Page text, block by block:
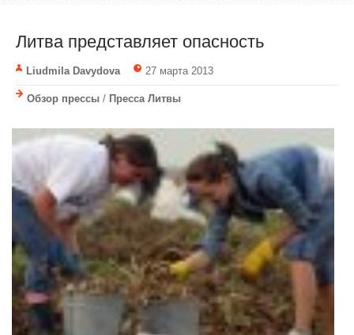
Литва представляет опасность
Liudmila Davydova 27 марта 2013
Обзор прессы / Пресса Литвы